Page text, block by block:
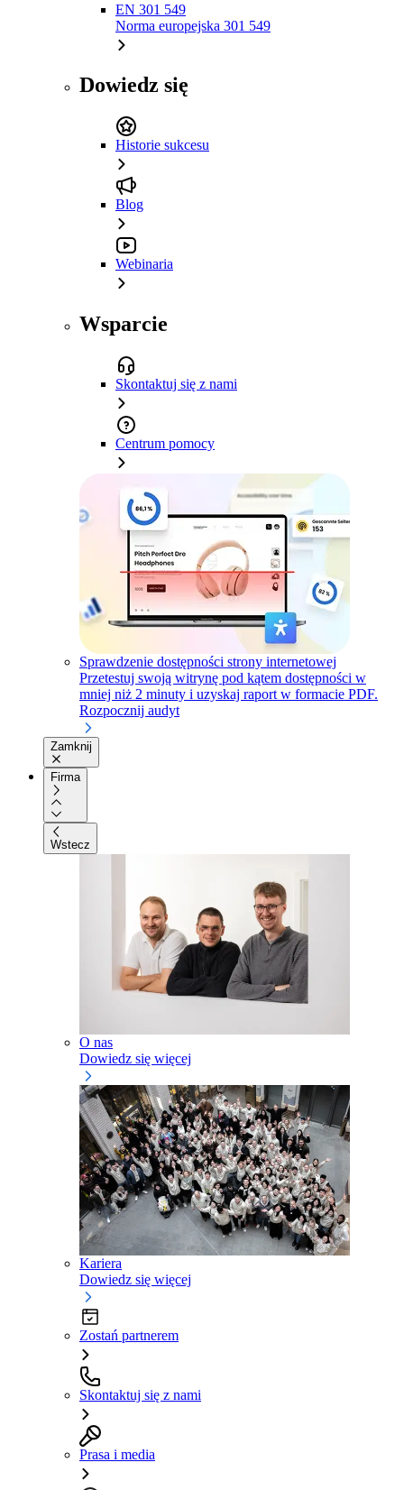
EN 301 549
Norma europejska 301 549
Dowiedz się
Historie sukcesu
Blog
Webinaria
Wsparcie
Skontaktuj się z nami
Centrum pomocy
Sprawdzenie dostępności strony internetowej
Przetestuj swoją witrynę pod kątem dostępności w
mniej niż 2 minuty i uzyskaj raport w formacie PDF.
Rozpocznij audyt
Zamknij
Firma
Wstecz
O nas
Dowiedz się więcej
Kariera
Dowiedz się więcej
Zostań partnerem
Skontaktuj się z nami
Prasa i media